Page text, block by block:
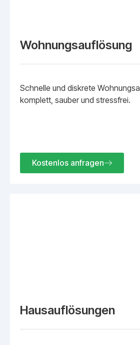
Wohnungsauflösung
Schnelle und diskrete
komplett, sauber und stressfrei.
Kostenlos anfragen
Hausauflösungen